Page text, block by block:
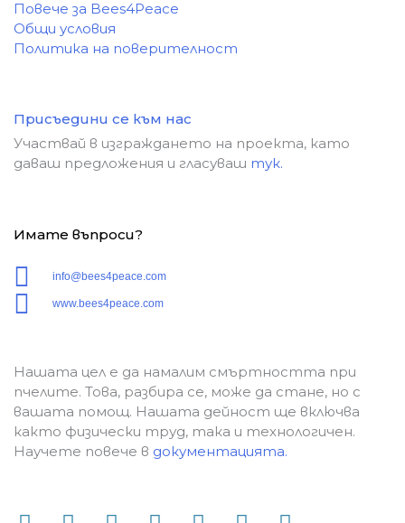
Повече за Bees4Peace
Общи условия
Политика на поверителност
Присъедини се към нас
Участвай в изграждането на проекта, като
даваш предложения и гласуваш тук.
Имате въпроси?
info@bees4peace.com
www.bees4peace.com
Нашата цел е да намалим смъртността при
пчелите. Това, разбира се, може да стане, но с
вашата помощ. Нашата дейност ще включва
както физически труд, така и технологичен.
Научете повече в документацията.